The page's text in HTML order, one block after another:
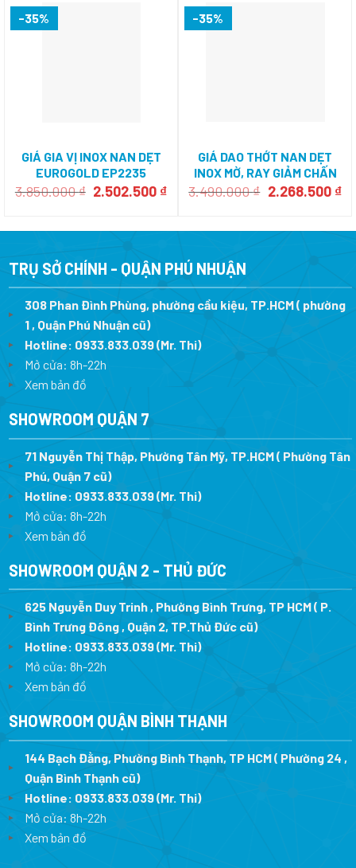
-35%
GIÁ GIA VỊ INOX NAN DẸT
EUROGOLD EP2235
3.850.000₫ Giá
3.850.000 ₫.
2.502.500 ₫Giá
là:
-35%
GIÁ DAO THỚT NAN DẸT
INOX MỜ, RAY GIẢM CHẤN
EUROGOLD EP30F
3.490.000₫ Giá
3.490.000 ₫.
2.268.500 ₫
là:
TRỤ SỞ CHÍNH - QUẬN PHÚ NHUẬN
308 Phan Đình Phùng, phường cầu kiệu, TP.HCM ( phường
1 , Quận Phú Nhuận cũ)
Hotline: 0933.833.039(Mr. Thi)
Mở cửa: 8h-22h
Xem bản đồ
SHOWROOM QUẬN 7
71 Nguyễn Thị Thập, Phường Tân Mỹ, TP.HCM ( Phường Tân
Phú, Quận 7 cũ)
Hotline: 0933.833.039(Mr. Thi)
Mở cửa: 8h-22h
Xem bản đồ
SHOWROOM QUẬN 2 - THỦ ĐỨC
625 Nguyễn Duy Trinh , Phường Bình Trưng, TP HCM ( P.
Bình Trưng Đông , Quận 2, TP.Thủ Đức cũ)
Hotline: 0933.833.039(Mr. Thi)
Mở cửa: 8h-22h
Xem bản đồ
SHOWROOM QUẬN BÌNH THẠNH
144 Bạch Đằng, Phường Bình Thạnh, TP HCM ( Phường 24 ,
Quận Bình Thạnh cũ)
Hotline: 0933.833.039(Mr. Thi)
Mở cửa: 8h-22h
Xem bản đồ